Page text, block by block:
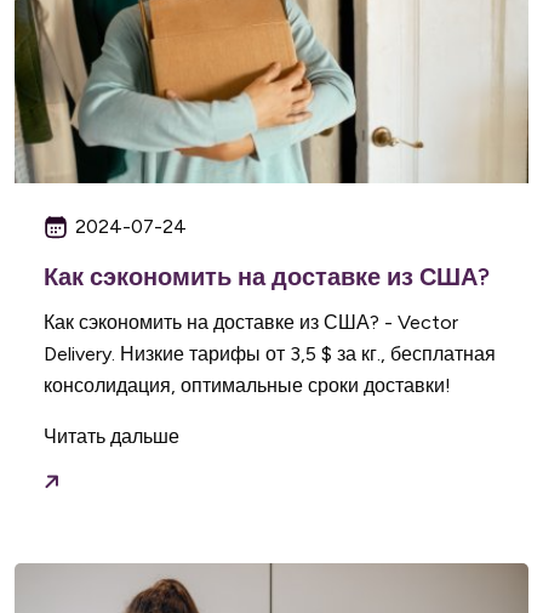
2024-07-24
Как сэкономить на доставке из США?
Как сэкономить на доставке из США? - Vector
Delivery. Низкие тарифы от 3,5 $ за кг., бесплатная
консолидация, оптимальные сроки доставки!
Читать дальше